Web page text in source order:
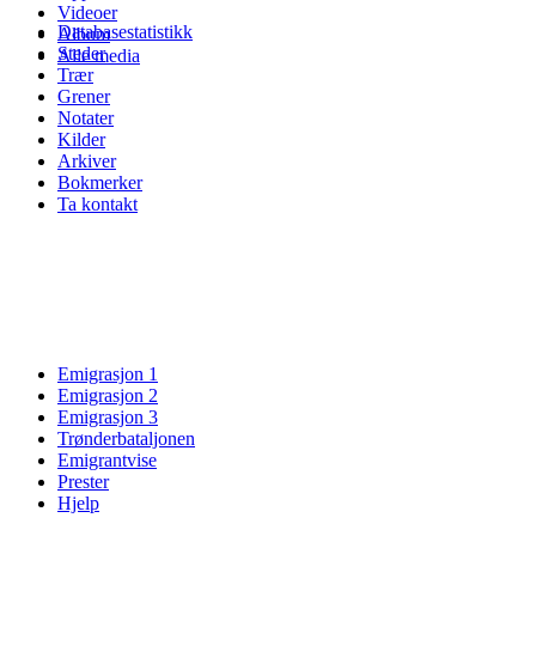
Videoer
Album
Alle media
Databasestatistikk
Steder
Trær
Grener
Notater
Kilder
Arkiver
Bokmerker
Ta kontakt
Emigrasjon 1
Emigrasjon 2
Emigrasjon 3
Trønderbataljonen
Emigrantvise
Prester
Hjelp